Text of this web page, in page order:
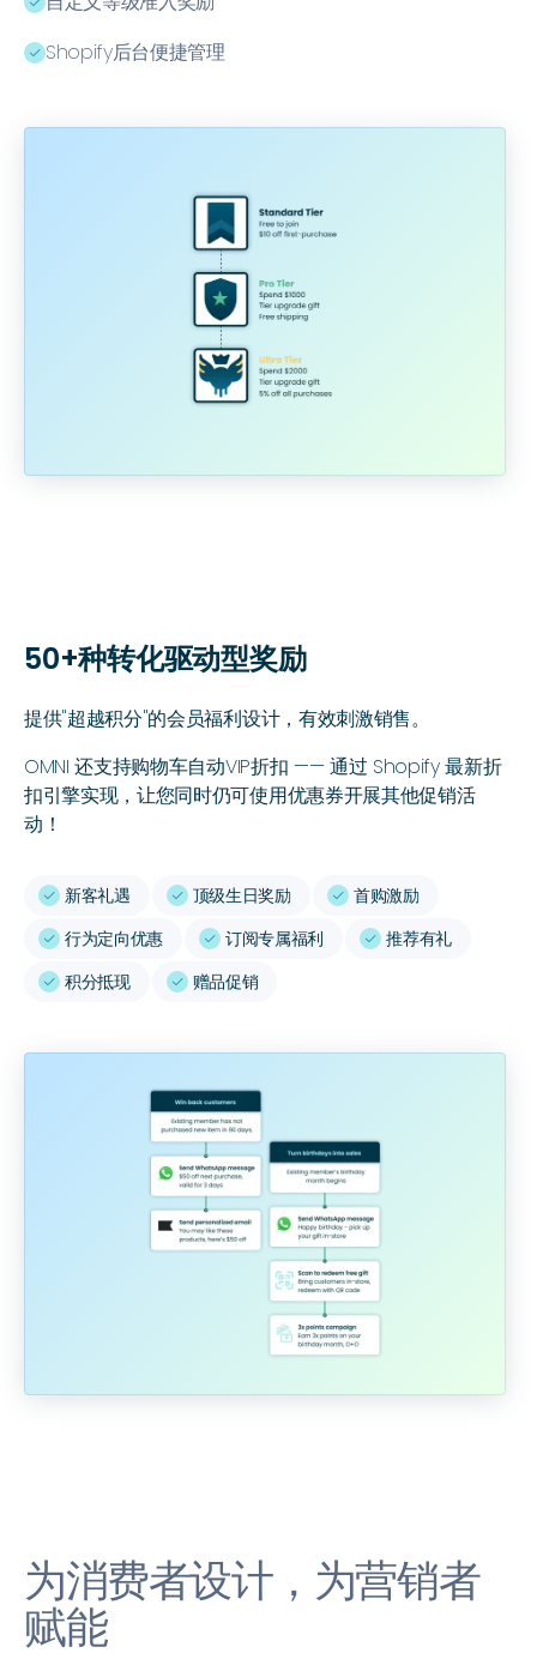
ﭭ Shopify后台便捷管理
50+种转化驱动型奖励
提供"超越积分"的会员福利设计，有效刺激销售。
OMNI 还支持购物车自动VIP折扣 —— 通过 Shopify 最新折
扣引擎实现，让您同时仍可使用优惠券开展其他促销活
动！
ﭭ 新客礼遇 ﭭ 顶级生日奖励 ﭭ 首购激励
ﭭ 行为定向优惠 ﭭ 订阅专属福利 ﭭ 推荐有礼
ﭭ 积分抵现 ﭭ 赠品促销
为消费者设计，为营销者
赋能